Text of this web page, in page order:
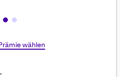
Skip wählen